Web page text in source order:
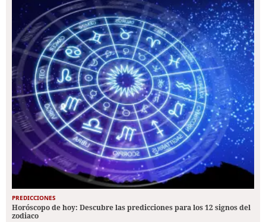
PREDICCIONES
Horóscopo de hoy: Descubre las predicciones para los 12 signos del
zodiaco